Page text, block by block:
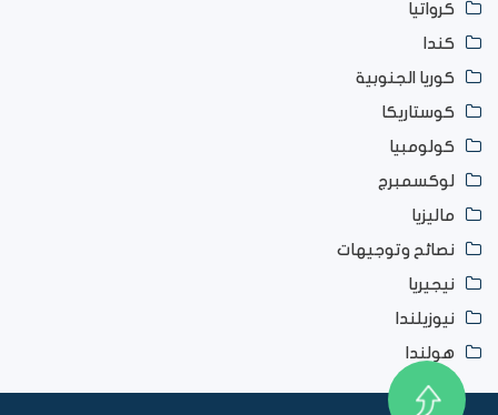
كرواتيا
كندا
كوريا الجنوبية
كوستاريكا
كولومبيا
لوكسمبرج
ماليزيا
نصائح وتوجيهات
نيجيريا
نيوزيلندا
هولندا